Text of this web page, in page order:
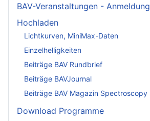
BAV-Veranstaltungen - Anmeldung
Hochladen
Lichtkurven, MiniMax-Daten
Einzelhelligkeiten
Beiträge BAV Rundbrief
Beiträge BAVJournal
Beiträge BAV Magazin Spectroscopy
Download Programme